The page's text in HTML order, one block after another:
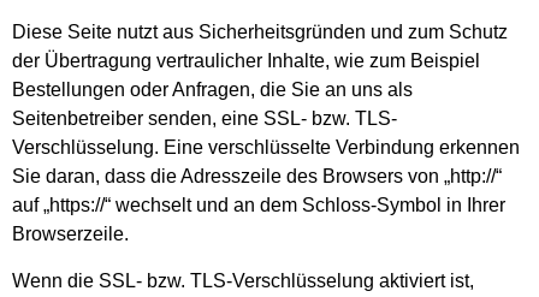
Diese Seite nutzt aus Sicherheitsgründen und zum Schutz
der Übertragung vertraulicher Inhalte, wie zum Beispiel
Bestellungen oder Anfragen, die Sie an uns als
Seitenbetreiber senden, eine SSL- bzw. TLS-
Verschlüsselung. Eine verschlüsselte Verbindung erkennen
Sie daran, dass die Adresszeile des Browsers von „http://“
auf „https://“ wechselt und an dem Schloss-Symbol in Ihrer
Browserzeile.
Wenn die SSL- bzw. TLS-Verschlüsselung aktiviert ist,